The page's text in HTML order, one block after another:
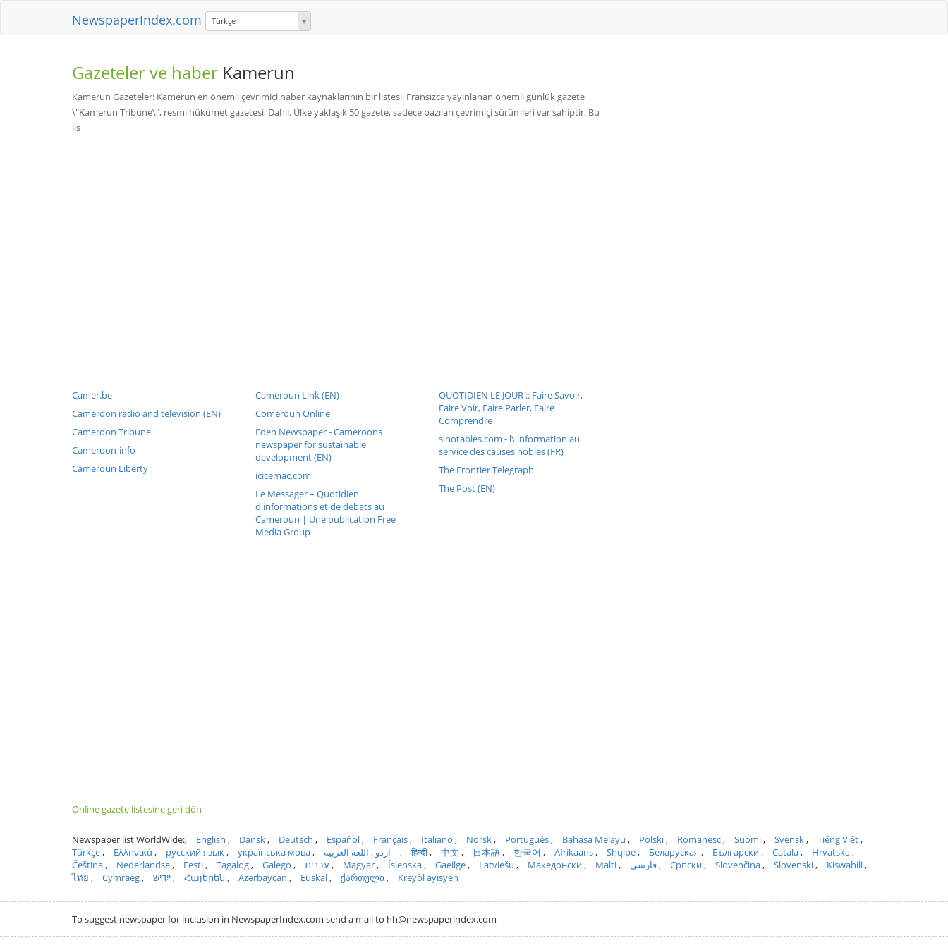
NewspaperIndex.com Türkçe
Gazeteler ve haber Kamerun
Kamerun Gazeteler: Kamerun en önemli çevrimiçi haber kaynaklarının bir listesi. Fransızca yayınlanan önemli günlük gazete
\"Kamerun Tribune\", resmi hükümet gazetesi, Dahil. Ülke yaklaşık 50 gazete, sadece bazıları çevrimiçi sürümleri var sahiptir. Bu
lis
Camer.be
Cameroon radio and television (EN)
Cameroon Tribune
Cameroon-info
Cameroun Liberty
Cameroun Link (EN)
Comeroun Online
Eden Newspaper - Cameroons
newspaper for sustainable
development (EN)
icicemac.com
Le Messager – Quotidien
d'informations et de debats au
Cameroun | Une publication Free
Media Group
QUOTIDIEN LE JOUR :: Faire Savoir,
Faire Voir, Faire Parler, Faire
Comprendre
sinotables.com - l\'information au
service des causes nobles (FR)
The Frontier Telegraph
The Post (EN)
Online gazete listesine geri dön
Newspaper list WorldWide: English Dansk Deutsch Español Français Italiano Norsk Português Bahasa Melayu Polski Romanesc Suomi Svensk
Tiếng Việt
Türkçe
Ελληνικά русский язык українська мова اردو اللغة العربية हिन्दी 中文 日本語 한국어 Afrikaans Shqipe Беларуская Български Català
Hrvatska
Čeština
Nederlandse Eesti Tagalog Galego עברית Magyar Íslenska Gaeilge Latviešu Македонски Malti فارسی Српски Slovenčina Slovenski
Kiswahili
ไทย
Cymraeg ייִדיש Հայերեն Azərbaycan Euskal ქართული Kreyòl ayisyen
To suggest newspaper for inclusion in NewspaperIndex.com send a mail to hh@newspaperindex.com